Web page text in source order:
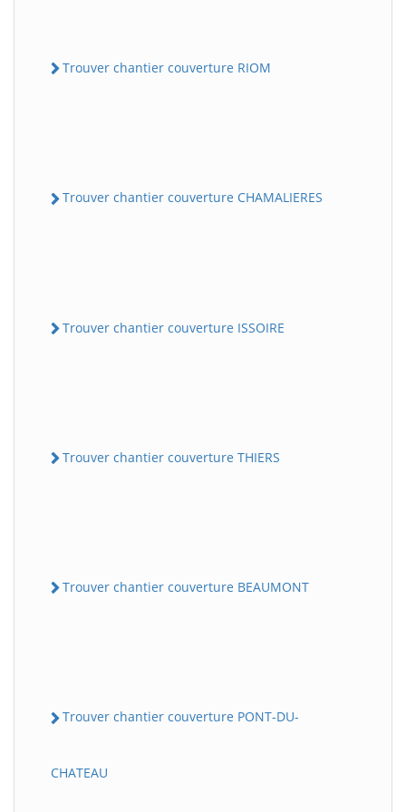
Trouver chantier couverture RIOM
Trouver chantier couverture CHAMALIERES
Trouver chantier couverture ISSOIRE
Trouver chantier couverture THIERS
Trouver chantier couverture BEAUMONT
Trouver chantier couverture PONT-DU-
CHATEAU